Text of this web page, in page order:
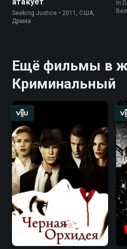
Seeking Justice • 2011, США,
Драма
In
Ещё фильмы в
Криминальный